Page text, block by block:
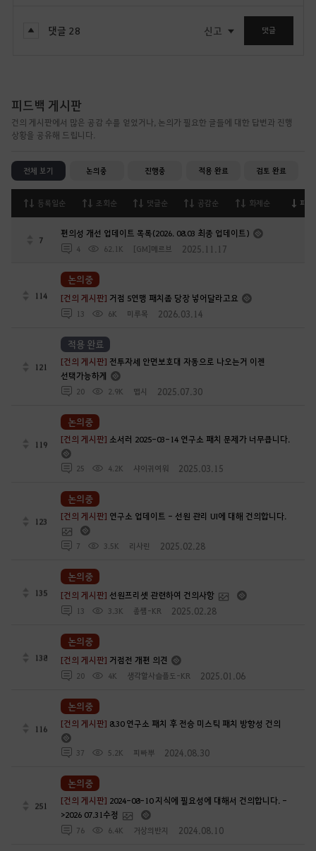
댓글 28 신고 댓글
피드백 게시판
건의 게시판에서 많은 공감 수를 얻었거나, 논의가 필요한 글들에 대한 답변과 진행
상황을 공유해 드립니다.
전체 보기 논의중 진행중 적용 완료 검토 완료
등록일순 조회순 댓글순 공감순 화제순 피
7
편의성 개선 업데이트 목록(2026. 08.03 최종 업데이트)
4 62.1K [GM]메르브 2025.11.17
114 [건의 게시판] 거점 5연맹 패치좀 당장 넣어달라고요
13 6K 미루목 2026.03.14
논의중
121
[건의 게시판] 전투자세 안면보호대 자동으로 나오는거 이젠
선택가능하게
20 2.9K 맵시 2025.07.30
적용 완료
119 [건의 게시판] 소서러 2025-03-14 연구소 패치 문제가 너무큽니다.
25 4.2K 샤이귀여워 2025.03.15
논의중
123
[건의 게시판] 연구소 업데이트 - 선원 관리 UI에 대해 건의합니다.
7 3.5K 리사린 2025.02.28
논의중
135 [건의 게시판]선원프리셋 관련하여 건의사항
13 3.3K 좀썜-KR 2025.02.28
논의중
138 [건의 게시판] 거점전 개편 의견
20 4K 생각할사슬플도-KR 2025.01.06
논의중
116 [건의 게시판] 8.30 연구소 패치 후 전승 미스틱 패치 방향성 건의
37 5.2K 피빠뿌 2024.08.30
논의중
251
[건의 게시판] 2024-08-10 지식에 필요성에 대해서 건의합니다. -
>2026 07.31수정
76 6.4K 거상의반지 2024.08.10
논의중